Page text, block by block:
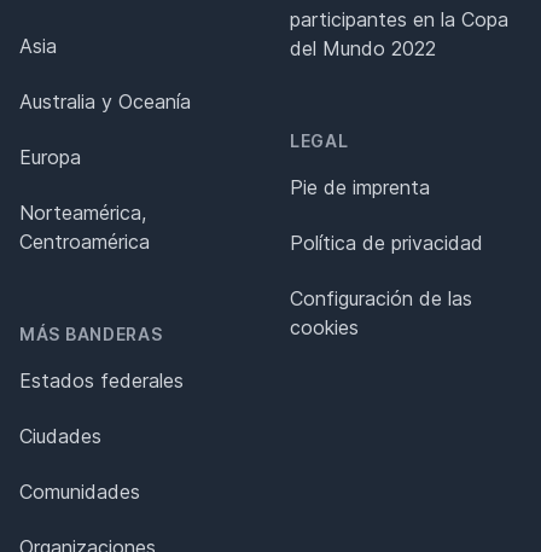
Asia
Australia y Oceanía
Europa
Norteamérica,
Centroamérica
MÁS BANDERAS
Estados federales
Ciudades
Comunidades
participantes en la Copa
del Mundo 2022
LEGAL
Pie de imprenta
Política de privacidad
Configuración de las
cookies